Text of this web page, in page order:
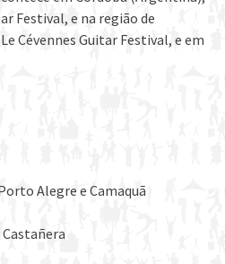
Festival, e na região de
Cévennes Guitar Festival, e em
Alegre e Camaquã